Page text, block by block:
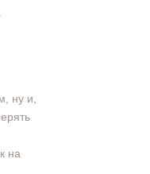
ну и,
на